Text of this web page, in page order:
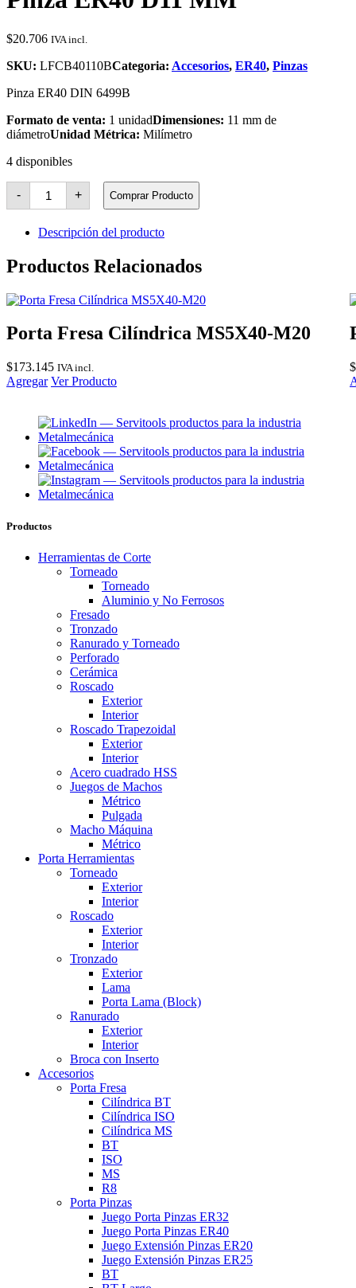
$20.706 IVA incl.
SKU: LFCB40110BCategoria: Accesorios, ER40, Pinzas
Pinza ER40 DIN 6499B
Formato de venta: 1 unidadDimensiones: 11 mm de
diámetroUnidad Métrica: Milímetro
4 disponibles
-
Pinza
ER40
D11
MM
cantidad
+ Comprar Producto
Descripción del producto
Productos Relacionados
Porta Fresa Cilíndrica MS5X40-M20
$173.145 IVA incl.
Agregar Ver Producto
$
Productos
Herramientas de Corte
Torneado
Torneado
Aluminio y No Ferrosos
Fresado
Tronzado
Ranurado y Torneado
Perforado
Cerámica
Roscado
Exterior
Interior
Roscado Trapezoidal
Exterior
Interior
Acero cuadrado HSS
Juegos de Machos
Métrico
Pulgada
Macho Máquina
Métrico
Porta Herramientas
Torneado
Exterior
Interior
Roscado
Exterior
Interior
Tronzado
Exterior
Lama
Porta Lama (Block)
Ranurado
Exterior
Interior
Broca con Inserto
Accesorios
Porta Fresa
Cilíndrica BT
Cilíndrica ISO
Cilíndrica MS
BT
ISO
MS
R8
Porta Pinzas
Juego Porta Pinzas ER32
Juego Porta Pinzas ER40
Juego Extensión Pinzas ER20
Juego Extensión Pinzas ER25
BT